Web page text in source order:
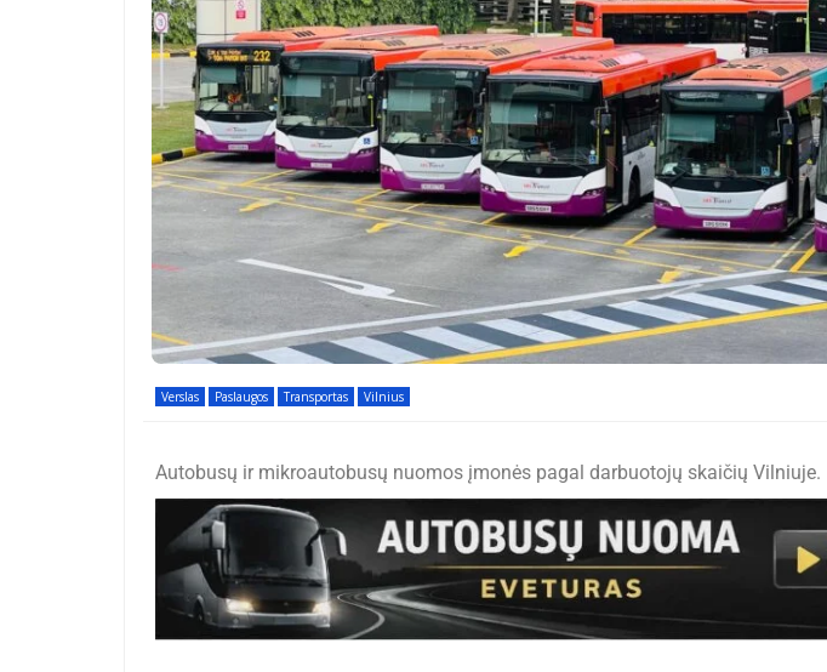
Verslas Paslaugos Transportas Vilnius
Autobusų ir mikroautobusų nuomos įmonės pagal darbuotojų skaičių Vilniuje.